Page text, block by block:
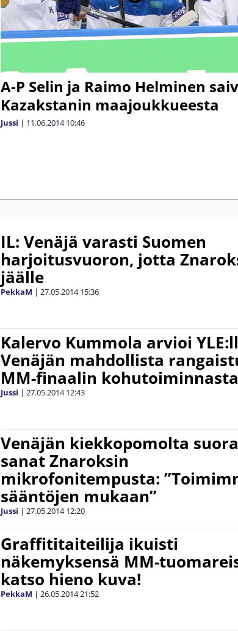
A-P Selin ja Raimo Helminen
Kazakstanin maajoukkueesta
Jussi | 11.06.2014 10:46
IL: Venäjä varasti Suomen
harjoitusvuoron, jotta
jäälle
PekkaM | 27.05.2014 15:36
Kalervo Kummola arvioi
Venäjän mahdollista
MM-finaalin kohutoiminnasta
Jussi | 27.05.2014 12:43
Venäjän kiekkopomolta
sanat Znaroksin
mikrofonitempusta:
sääntöjen mukaan”
Jussi | 27.05.2014 12:20
Graffititaiteilija ikuisti
näkemyksensä MM-
katso hieno kuva!
PekkaM | 26.05.201421:52